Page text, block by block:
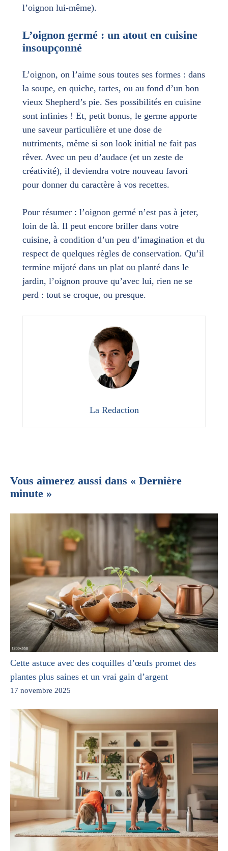
l’oignon lui-même).
L’oignon germé : un atout en cuisine
insoupçonné
L’oignon, on l’aime sous toutes ses formes : dans
la soupe, en quiche, tartes, ou au fond d’un bon
vieux Shepherd’s pie. Ses possibilités en cuisine
sont infinies ! Et, petit bonus, le germe apporte
une saveur particulière et une dose de
nutriments, même si son look initial ne fait pas
rêver. Avec un peu d’audace (et un zeste de
créativité), il deviendra votre nouveau favori
pour donner du caractère à vos recettes.
Pour résumer : l’oignon germé n’est pas à jeter,
loin de là. Il peut encore briller dans votre
cuisine, à condition d’un peu d’imagination et du
respect de quelques règles de conservation. Qu’il
termine mijoté dans un plat ou planté dans le
jardin, l’oignon prouve qu’avec lui, rien ne se
perd : tout se croque, ou presque.
La Redaction
Vous aimerez aussi dans « Dernière
minute »
Cette astuce avec des coquilles d’œufs promet des
plantes plus saines et un vrai gain d’argent
17 novembre 2025